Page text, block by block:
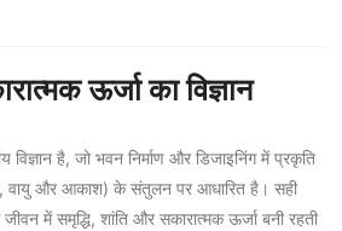
ऊर्जा का विज्ञान
विज्ञान है, जो भवन निर्माण और डिजाइनिंग में प्रकृति
वायु और आकाश) के संतुलन पर आधारित है। सही
में समृद्धि, शांति और सकारात्मक ऊर्जा बनी रहती